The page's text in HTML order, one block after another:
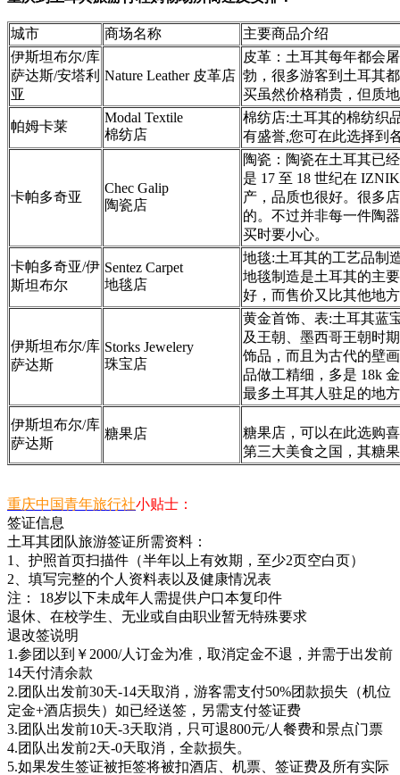
城市 商场名称
主要商品介绍
伊斯坦布尔/库
萨达斯/安塔利
亚
Nature Leather 皮革店
皮革：土耳其每年都会
勃，很多游客到土耳其
买虽然价格稍贵，但质
帕姆卡莱
Modal Textile
棉纺店
棉纺店:土耳其的棉纺织
有盛誉,您可在此选择到
卡帕多奇亚
Chec Galip
陶瓷店
陶瓷：陶瓷在土耳其已
是 17 至 18 世纪在
产，品质也很好。很多
的。不过并非每一件陶
买时要小心。
卡帕多奇亚/伊
斯坦布尔
Sentez Carpet
地毯店
地毯:土耳其的工艺品制
地毯制造是土耳其的主
好，而售价又比其他地
伊斯坦布尔/库
萨达斯
Storks Jewelery
珠宝店
黄金首饰、表:土耳其蓝
及王朝、墨西哥王朝时
饰品，而且为古代的壁
品做工精细，多是 18k
最多土耳其人驻足的地
伊斯坦布尔/库
萨达斯
糖果店
糖果店，可以在此选购
第三大美食之国，其糖
重庆中国青年旅行社小贴士：
签证信息
土耳其团队旅游签证所需资料：
1、护照首页扫描件（半年以上有效期，至少2页空白页）
2、填写完整的个人资料表以及健康情况表
注： 18岁以下未成年人需提供户口本复印件
退休、在校学生、无业或自由职业暂无特殊要求
退改签说明
1.参团以到￥2000/人订金为准，取消定金不退，并需于出发前
14天付清余款
2.团队出发前30天-14天取消，游客需支付50%团款损失（机位
定金+酒店损失）如已经送签，另需支付签证费
3.团队出发前10天-3天取消，只可退800元/人餐费和景点门票
4.团队出发前2天-0天取消，全款损失。
5.如果发生签证被拒签将被扣酒店、机票、签证费及所有实际